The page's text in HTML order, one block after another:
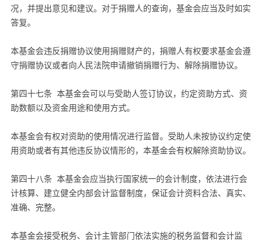
况，并提出意见和建议。对于捐赠人的查询，基金会应当及时如实
答复。
本基金会违反捐赠协议使用捐赠财产的，捐赠人有权要求基金会遵
守捐赠协议或者向人民法院申请撤销捐赠行为、解除捐赠协议。
第四十七条 本基金会可以与受助人签订协议，约定资助方式、资
助数额以及资金用途和使用方式。
本基金会有权对资助的使用情况进行监督。受助人未按协议约定使
用资助或者有其他违反协议情形的，本基金会有权解除资助协议。
第四十八条 本基金会应当执行国家统一的会计制度，依法进行会
计核算、建立健全内部会计监督制度，保证会计资料合法、真实、
准确、完整。
本基金会接受税务、会计主管部门依法实施的税务监督和会计监